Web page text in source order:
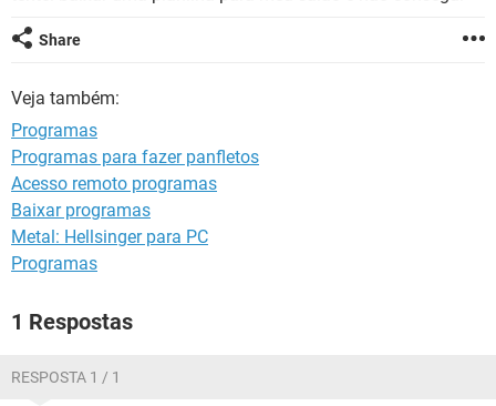
INSTAGRAM
INSTAGRAM
GUIA DE COMPRAS
Share
Veja também:
Programas
Programas para fazer panfletos
Acesso remoto programas
Baixar programas
Metal: Hellsinger para PC
Programas
1 Respostas
RESPOSTA 1 / 1